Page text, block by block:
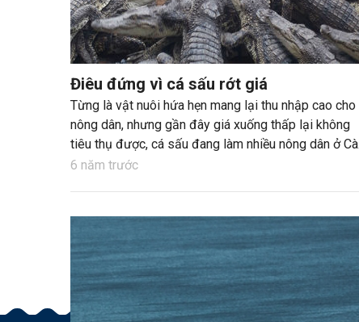
Điêu đứng vì cá sấu rớt giá
Từng là vật nuôi hứa hẹn mang lại thu nhập cao cho
nông dân, nhưng gần đây giá xuống thấp lại không
tiêu thụ được, cá sấu đang làm nhiều nông dân ở Cà
Mau điêu đứng.
6 năm trước